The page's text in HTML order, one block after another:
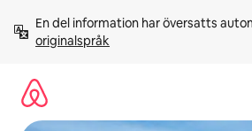
innehåll
En del information har översatts
originalspråk